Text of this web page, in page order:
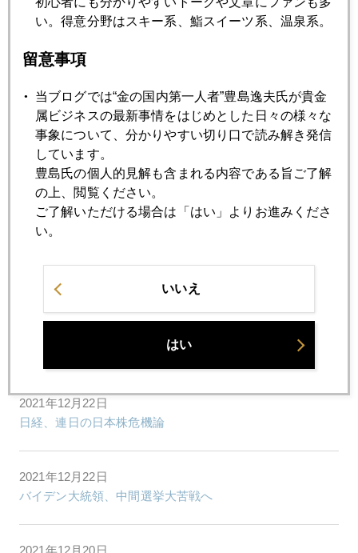
2月 4月 5月 6月
2021年12月28日
２０２１年を振り返る
2021年12月27日
世界の中銀、ドルから金へ
オミクロン株に楽観的な市場
2021年12月22日
日経、連日の日本株危機論
2021年12月22日
バイデン大統領、中間選挙大苦戦へ
い。得意分野はスキー系、鮨スイーツ系、温泉系。
留意事項
当ブログでは“金の国内第一人者”豊島逸夫氏が貴金
属ビジネスの最新事情をはじめとした日々の様々な
事象について、分かりやすい切り口で読み解き発信
しています。
豊島氏の個人的見解も含まれる内容である旨ご了解
の上、閲覧ください。
ご了解いただける場合は「はい」よりお進みくださ
い。
いいえ
はい